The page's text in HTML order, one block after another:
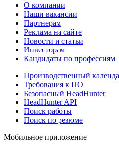
О компании
Наши вакансии
Партнерам
Реклама на сайте
Новости и статьи
Инвесторам
Кандидаты по профессиям
Производственный
Требования к ПО
Безопасный HeadHunter
HeadHunter API
Поиск работы
Поиск по резюме
Мобильное приложение